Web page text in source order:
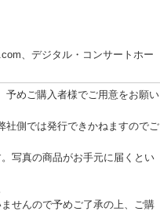
、デジタル・コンサートホー
めご購入者様でご用意をお願い
側では発行できかねますのでご
写真の商品がお手元に届くとい
せんので予めご了承の上、ご購